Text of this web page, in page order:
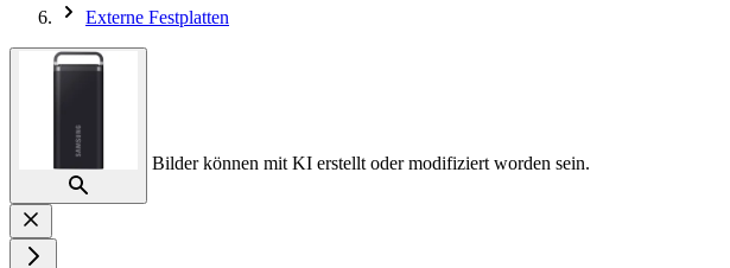
Externe Festplatten
Bilder können mit KI erstellt oder modifiziert worden sein.